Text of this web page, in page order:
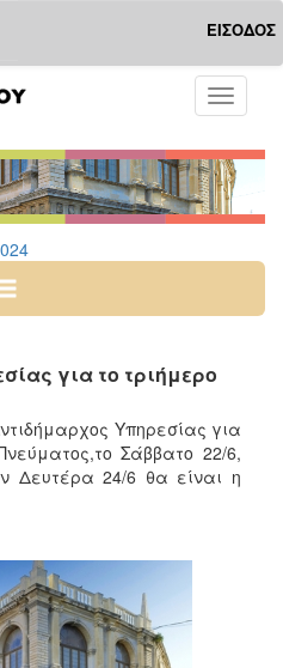
ΕΙΣΟΔΟΣ
Toggle
για το τριήμερο
Υπηρεσίας για
Σάββατο 22/6,
Δευτέρα 24/6 θα είναι η